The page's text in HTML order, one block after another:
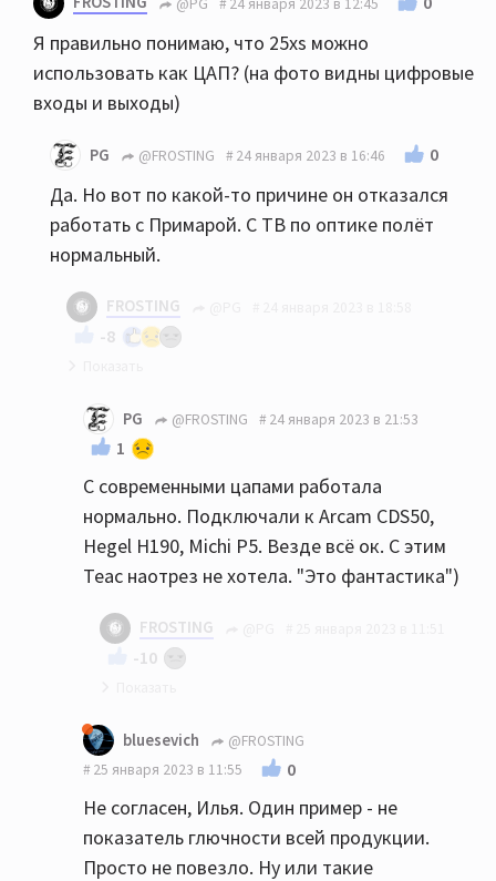
Я правильно понимаю, что 25xs можно
использовать как ЦАП? (на фото видны цифровые
входы и выходы)
PG @FROSTING 24 января 2023 в 16:46 0
Да. Но вот по какой-то причине он отказался
работать с Примарой. С ТВ по оптике полёт
нормальный.
FROSTING
-8
Примар глючные аппараты выпускает вот и всё
объяснение. Поэтому не Примар. Когда
тестировал Primare CD35 Prisma были
проблемы с чтением cd, стримингом, загрузкой
дисков и это на новом демо аппарате ценой
более 200 тыс. руб.
PG @FROSTING 24 января 2023 в 21:53
1
С современными цапами работала
нормально. Подключали к Arcam CDS50,
Hegel H190, Michi P5. Везде всё ок. С этим
Teac наотрез не хотела. "Это фантастика")
FROSTING
-10
Да, странное дело
bluesevich
@FROSTING
25 января 2023 в 11:55
0
Не согласен, Илья. Один пример - не
показатель глючности всей продукции.
Просто не повезло. Ну или такие